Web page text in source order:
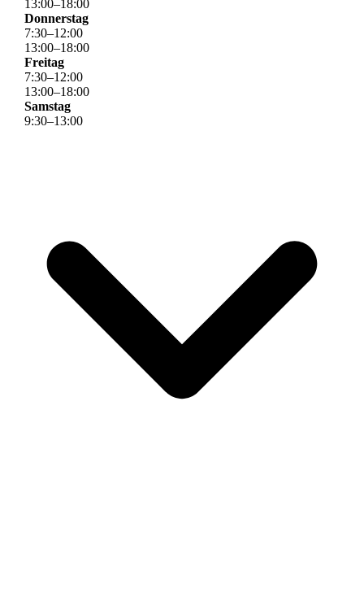
13:00–18:00
Donnerstag
7:30–12:00
13:00–18:00
Freitag
7:30–12:00
13:00–18:00
Samstag
9:30–13:00